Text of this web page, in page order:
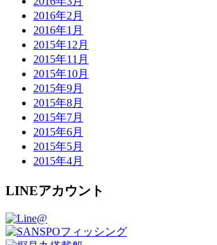
2016年2月
2016年1月
2015年12月
2015年11月
2015年10月
2015年9月
2015年8月
2015年7月
2015年6月
2015年5月
2015年4月
LINEアカウント